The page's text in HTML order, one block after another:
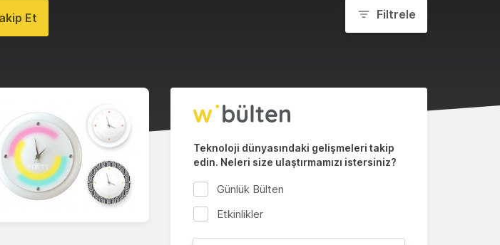
Et Filtrele
Teknoloji dünyasındaki gelişmeleri takip
edin. Neleri size ulaştırmamızı istersiniz?
Günlük Bülten
Etkinlikler